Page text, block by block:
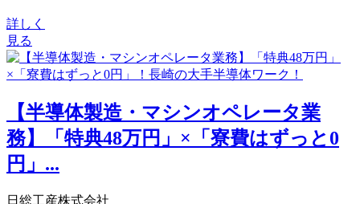
詳しく
見る
【半導体製造・マシンオペレータ業
務】「特典48万円」×「寮費はずっと0
円」...
日総工産株式会社